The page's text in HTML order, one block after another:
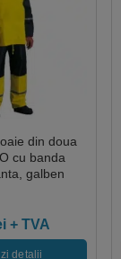
din doua
cu banda
galben
+ TVA
detalii